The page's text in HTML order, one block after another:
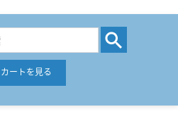
カートを見る